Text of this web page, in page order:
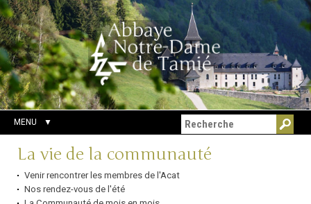
Aller
au
contenu.
|
Aller
à
la
navigation
Outils
personnels
Chercher par
Recherche
avancée…
MENU
Navigation
La vie de la communauté
Venir rencontrer les membres de l'Acat
Nos rendez-vous de l'été